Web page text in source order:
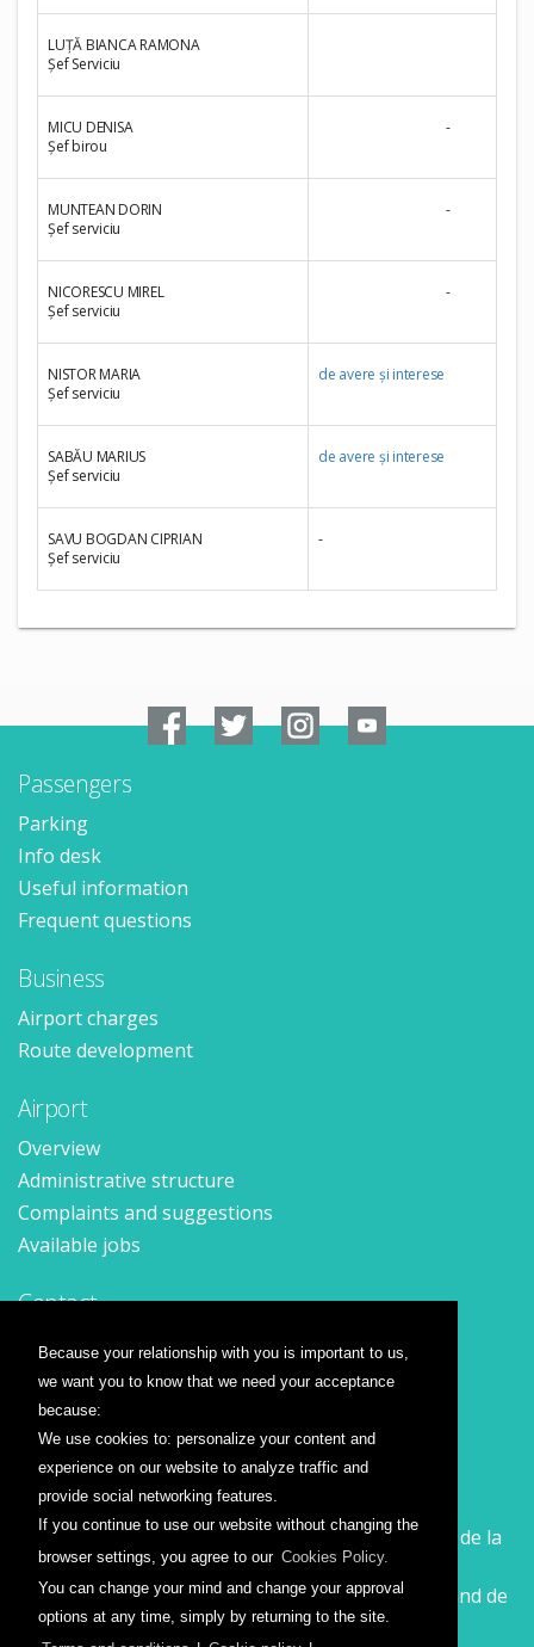
Because your relationship with you is important to us,
we want you to know that we need your acceptance
because:
We use cookies to: personalize your content and
experience on our website to analyze traffic and
provide social networking features.
If you continue to use our website without changing the
browser settings, you agree to our Cookies Policy.
You can change your mind and change your approval
options at any time, simply by returning to the site.
LUȚĂ BIANCA RAMONA
Șef Serviciu
MICU DENISA
Șef birou
-
MUNTEAN DORIN
Șef serviciu
-
NICORESCU MIREL
Șef serviciu
-
NISTOR MARIA
Șef serviciu
de avere și interese
SABĂU MARIUS
Șef serviciu
de avere și interese
SAVU BOGDAN CIPRIAN
Șef serviciu
-
Passengers
Parking
Info desk
Useful information
Frequent questions
Business
Airport charges
Route development
Airport
Overview
Administrative structure
Complaints and suggestions
Available jobs
Contact
Contact form
Location
Press releases
Airline companies
Wizz Air
Călătorește la Sibiu cu Wizz Air. Zboruri începând de la
26 GBP
Călătorește de la Sibiu cu Wizz Air. Zboruri începând de
la 138 RON